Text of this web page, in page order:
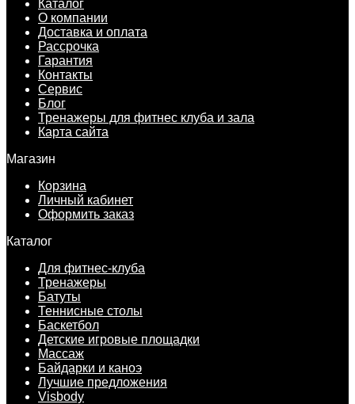
Каталог
О компании
Доставка и оплата
Рассрочка
Гарантия
Контакты
Сервис
Блог
Тренажеры для фитнес клуба и зала
Карта сайта
Магазин
Корзина
Личный кабинет
Оформить заказ
Каталог
Для фитнес-клуба
Тренажеры
Батуты
Теннисные столы
Баскетбол
Детские игровые площадки
Массаж
Байдарки и каноэ
Лучшие предложения
Visbody